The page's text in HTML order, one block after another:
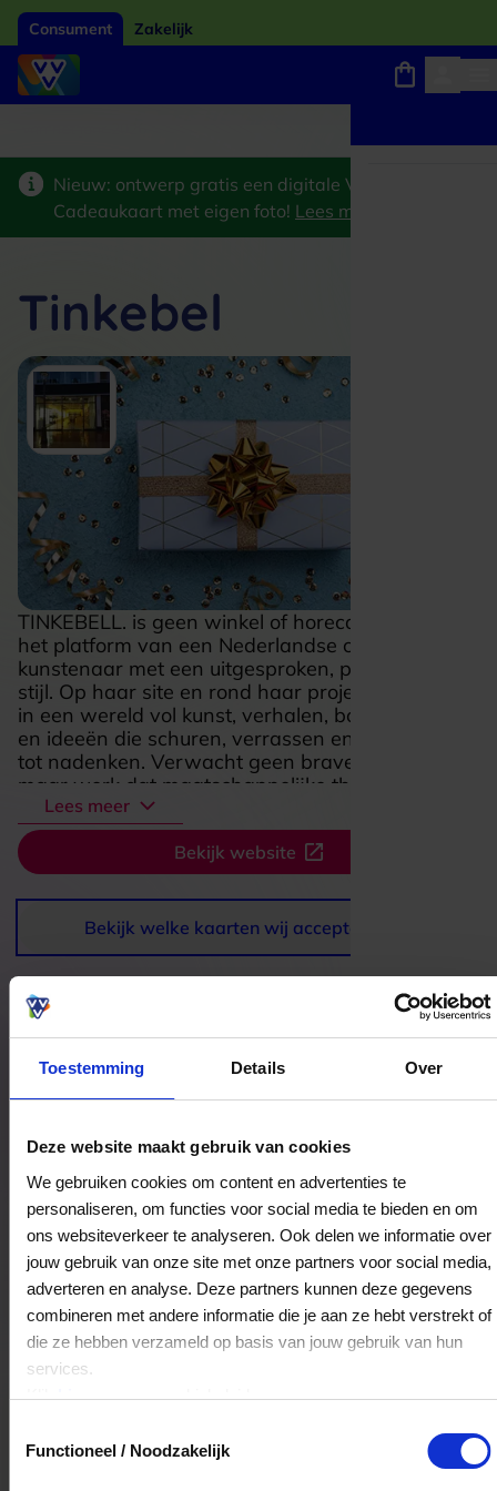
Toestemming Details Over
Deze website maakt gebruik van cookies
We gebruiken cookies om content en advertenties te
personaliseren, om functies voor social media te bieden en om
ons websiteverkeer te analyseren. Ook delen we informatie over
jouw gebruik van onze site met onze partners voor social media,
adverteren en analyse. Deze partners kunnen deze gegevens
combineren met andere informatie die je aan ze hebt verstrekt of
die ze hebben verzameld op basis van jouw gebruik van hun
services.
Klikhiervoor ons cookiebeleid.
Functioneel / Noodzakelijk
Consument Zakelijk
Nieuw: ontwerp gratis een digitale VVV
Cadeaukaart met eigen foto! Lees meer
TINKEBELL. is geen winkel of horecazaak, maar
het platform van een Nederlandse conceptueel
kunstenaar met een uitgesproken, prikkelende
stijl. Op haar site en rond haar projecten stap je
in een wereld vol kunst, verhalen, boeken, video’s
en ideeën die schuren, verrassen en aanzetten
tot nadenken. Verwacht geen brave expositie,
maar werk dat maatschappelijke thema’s scherp
neerzet en je blik op dieren, consumptie en
gedrag uitdaagt. Juist die combinatie van
beeldende kunst, activistische energie en
eigenzinnige verbeelding maakt TINKEBELL.
aantrekkelijk voor bezoekers die houden van
kunst met lef en een duidelijke stem.
Lees meer
Bekijk website
Tinkebel
Bekijk welke kaarten wij accepteren
Bestedingslocaties
Tinkebel
Bentheimerstraat 36
7741JL Coevorden
Veelgestelde Vragen
Ja, je mag het saldo van je VVV